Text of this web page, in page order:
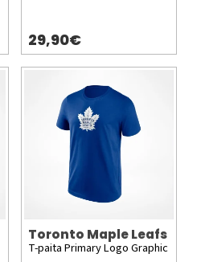
29,90€
Toronto Maple Leafs
T-paita Primary Logo Graphic